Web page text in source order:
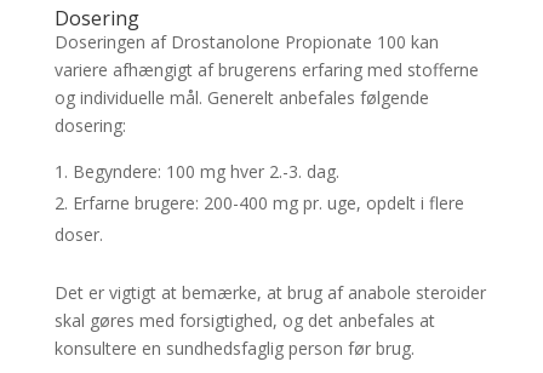
Dosering
Doseringen af Drostanolone Propionate 100 kan
variere afhængigt af brugerens erfaring med stofferne
og individuelle mål. Generelt anbefales følgende
dosering:
Begyndere: 100 mg hver 2.-3. dag.
Erfarne brugere: 200-400 mg pr. uge, opdelt i flere
doser.
Det er vigtigt at bemærke, at brug af anabole steroider
skal gøres med forsigtighed, og det anbefales at
konsultere en sundhedsfaglig person før brug.